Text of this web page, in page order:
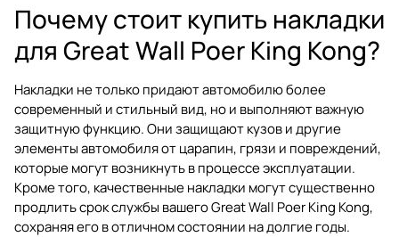
Почему стоит купить накладки
для Great Wall Poer King Kong?
Накладки не только придают автомобилю более
современный и стильный вид, но и выполняют важную
защитную функцию. Они защищают кузов и другие
элементы автомобиля от царапин, грязи и повреждений,
которые могут возникнуть в процессе эксплуатации.
Кроме того, качественные накладки могут существенно
продлить срок службы вашего Great Wall Poer King Kong,
сохраняя его в отличном состоянии на долгие годы.